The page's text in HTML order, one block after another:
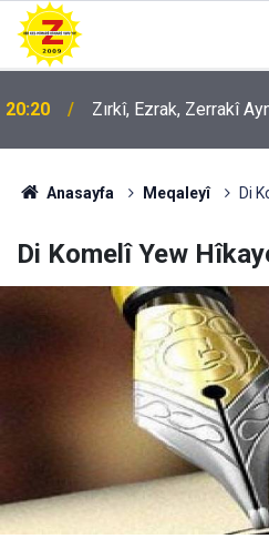
09:56 Ji Zilma Partîzanan
Anasayfa Meqaleyî Di
Di Komelî Yew